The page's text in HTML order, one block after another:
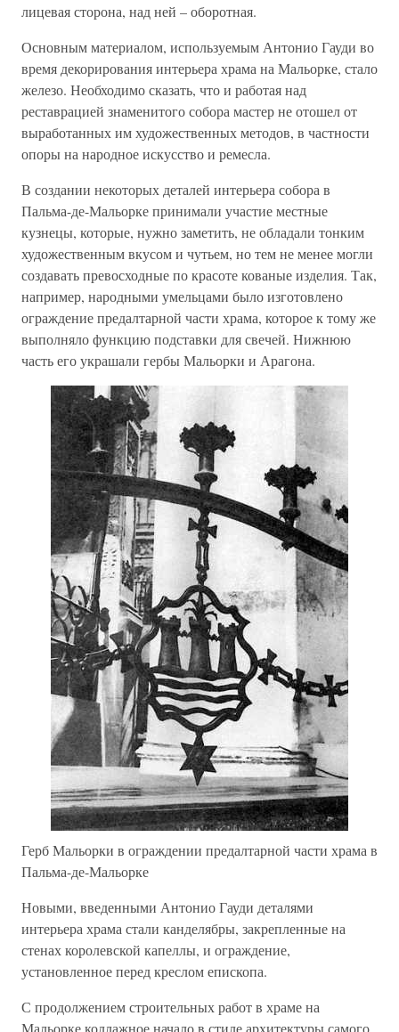
лицевая сторона, над ней – оборотная.
Основным материалом, используемым Антонио Гауди во
время декорирования интерьера храма на Мальорке, стало
железо. Необходимо сказать, что и работая над
реставрацией знаменитого собора мастер не отошел от
выработанных им художественных методов, в частности
опоры на народное искусство и ремесла.
В создании некоторых деталей интерьера собора в
Пальма-де-Мальорке принимали участие местные
кузнецы, которые, нужно заметить, не обладали тонким
художественным вкусом и чутьем, но тем не менее могли
создавать превосходные по красоте кованые изделия. Так,
например, народными умельцами было изготовлено
ограждение предалтарной части храма, которое к тому же
выполняло функцию подставки для свечей. Нижнюю
часть его украшали гербы Мальорки и Арагона.
Герб Мальорки в ограждении предалтарной части храма в
Пальма-де-Мальорке
Новыми, введенными Антонио Гауди деталями
интерьера храма стали канделябры, закрепленные на
стенах королевской капеллы, и ограждение,
установленное перед креслом епископа.
С продолжением строительных работ в храме на
Мальорке коллажное начало в стиле архитектуры самого